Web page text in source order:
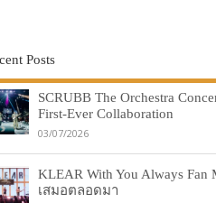
Posts
SCRUBB The Orchestra
First-Ever Collaboration
03/07/2026
KLEAR With You Always Fan
เสมอตลอดมา